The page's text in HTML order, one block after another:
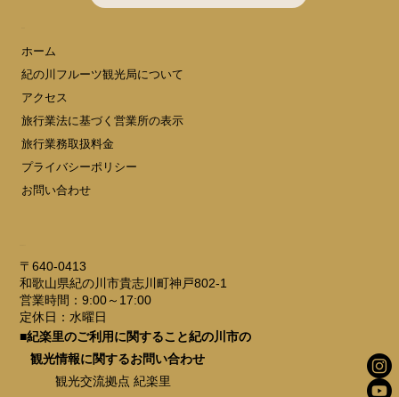
ホーム
紀の川フルーツ観光局について
アクセス
旅行業法に基づく営業所の表示
旅行業務取扱料金
プライバシーポリシー
お問い合わせ
〒640-0413
和歌山県紀の川市貴志川町神戸802-1
営業時間：9:00～17:00
定休日：水曜日
■紀楽里のご利用に関すること紀の川市の
観光情報に関するお問い合わせ
観光交流拠点 紀楽里